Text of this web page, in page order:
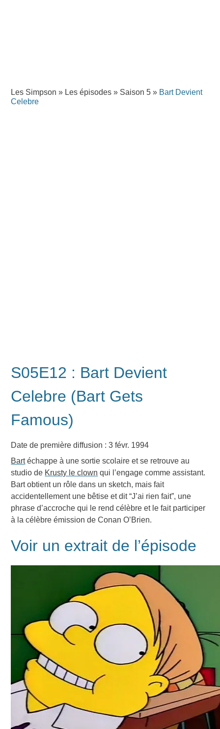
Les Simpson » Les épisodes » Saison 5 » Bart Devient
Celebre
S05E12 : Bart Devient
Celebre (Bart Gets
Famous)
Date de première diffusion : 3 févr. 1994
Bartéchappe à une sortie scolaire et se retrouve au
studio de Krusty le clown qui l’engage comme assistant.
Bart obtient un rôle dans un sketch, mais fait
accidentellement une bêtise et dit “J’ai rien fait”, une
phrase d’accroche qui le rend célèbre et le fait participer
à la célèbre émission de Conan O’Brien.
Voir un extrait de l’épisode